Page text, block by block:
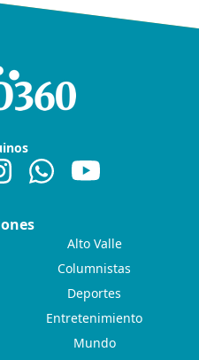
Alto Valle
Columnistas
Deportes
Entretenimiento
Mundo